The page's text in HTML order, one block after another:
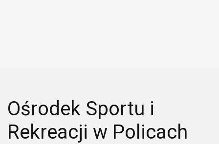
Ośrodek Sportu i
Rekreacji w Policach